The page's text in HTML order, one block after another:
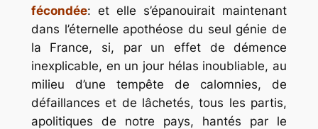
fécondée: et elle s’épanouirait maintenant
dans l’éternelle apothéose du seul génie de
la France, si, par un effet de démence
inexplicable, en un jour hélas inoubliable, au
milieu d’une tempête de calomnies, de
défaillances et de lâchetés, tous les partis,
apolitiques de notre pays, hantés par le